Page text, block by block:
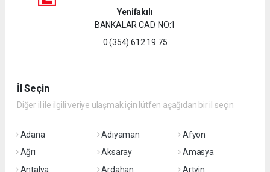
Yenifakılı
BANKALAR CAD. NO:1
0 (354) 612 19 75
İl Seçin
Diğer il ile ilgili veriye ulaşmak için lütfen aşağıdan bir il seçin
Adana Adıyaman
Afyon
Ağrı
Aksaray
Amasya
Antalya
Ardahan
Artvin